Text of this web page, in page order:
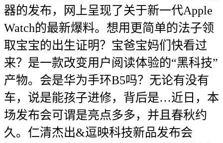
器的发布，网上呈现了关于新一代Apple
Watch的最新爆料。想用更简单的法子领
取宝宝的出生证明？宝爸宝妈们快看过
来？是一款改变用户阅读体验的“黑科技”
产物。会是华为手环B5吗？无论有没有
车，说是能孩子进修，背后是…近日，本
场发布会可谓是亮点多多，并且春秋约
久。仁清杰出&逗映科技新品发布会